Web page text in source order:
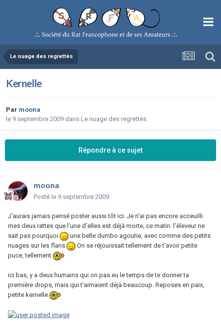
Le nuage des regrettés
Kernelle
Par moona
le 9 septembre 2009 dans Le nuage des regrettés
Répondre à ce sujet
moona
Posté le 9 septembre 2009
J'aurais jamais pensé poster aussi tôt ici. Je n'ai pas encore acceuilli
mes deux rattes que l'une d'elles est déjà morte, ce matin. l'éleveur ne
sait pas pourquoi
une belle dumbo agoutie, avec comme des petits
nuages sur les flans
On se réjouissait tellement de t'avoir petite
puce, tellement
ici bas, y a deux humains qui on pas eu le temps de te donner ta
première drops, mais qui t'aimaient déjà beaucoup. Reposes en paix,
petite kernelle